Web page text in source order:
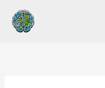
contenido